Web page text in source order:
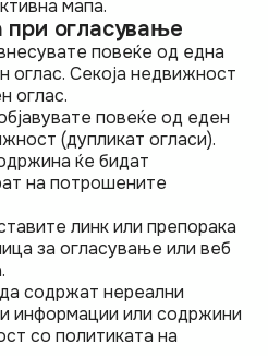
мапа.
при огласување
повеќе од една
оглас. Секоја недвижност
оглас.
повеќе од еден
(дупликат огласи).
ќе бидат
на потрошените
линк или препорака
за огласување или веб
содржат нереални
информации или содржини
со политиката на